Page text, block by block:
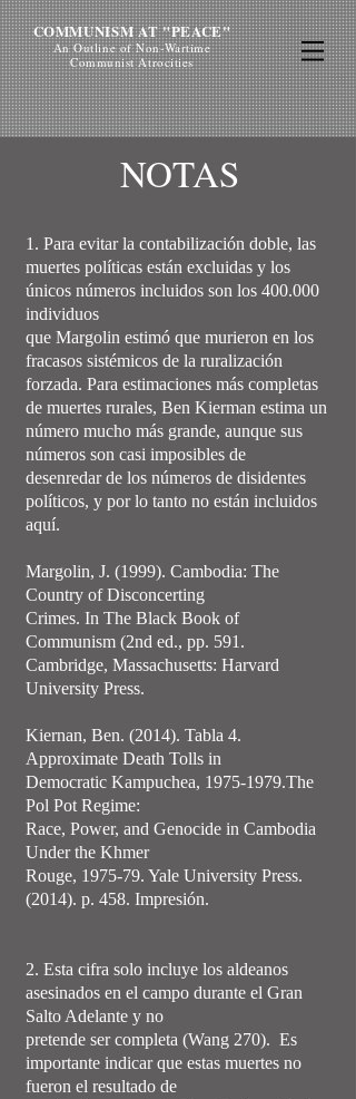
COMMUNISM AT "PEACE"
An Outline of Non-Wartime
Communist Atrocities
NOTAS
1. Para evitar la contabilización doble, las
muertes políticas están excluidas y los
únicos números incluidos son los 400.000
individuos
que Margolin estimó que murieron en los
fracasos sistémicos de la ruralización
forzada. Para estimaciones más completas
de muertes rurales, Ben Kierman estima un
número mucho más grande, aunque sus
números son casi imposibles de
desenredar de los números de disidentes
políticos, y por lo tanto no están incluidos
aquí.
Margolin, J. (1999). Cambodia: The
Country of Disconcerting
Crimes. In The Black Book of
Communism (2nd ed., pp. 591.
Cambridge, Massachusetts: Harvard
University Press.
Kiernan, Ben. (2014). Tabla 4.
Approximate Death Tolls in
Democratic Kampuchea, 1975-1979.The
Pol Pot Regime:
Race, Power, and Genocide in Cambodia
Under the Khmer
Rouge, 1975-79. Yale University Press.
(2014). p. 458. Impresión.
2. Esta cifra solo incluye los aldeanos
asesinados en el campo durante el Gran
Salto Adelante y no
pretende ser completa (Wang 270). Es
importante indicar que estas muertes no
fueron el resultado de